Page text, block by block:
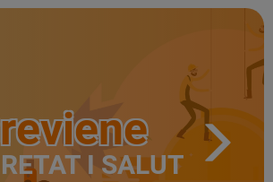
I SALUT